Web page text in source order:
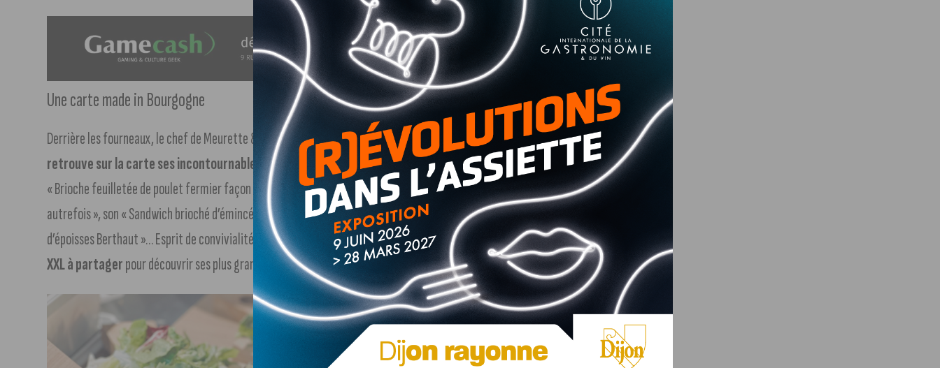
Une carte made in Bourgogne
Derrière les fourneaux, le chef de Meurette & Persillé cisèle une cuisine raffinée et imprégnée du terroir.On
retrouve sur la carte ses incontournablescomme son « Boeuf braisé à la cocotte comme un Bourguignon », sa
« Brioche feuilletée de poulet fermier façon Gaston Gérard », son « Coq au vin en effiloché préparé comme
autrefois », son « Sandwich brioché d’émincé de porcelet grillé à la plancha », ses « œufs meurette ou à la crème
d’époisses Berthaut »… Esprit de convivialité oblige, Florent Colombo et son équipe proposent aussides planches
XXL à partagerpour découvrir ses plus grandes spécialités.